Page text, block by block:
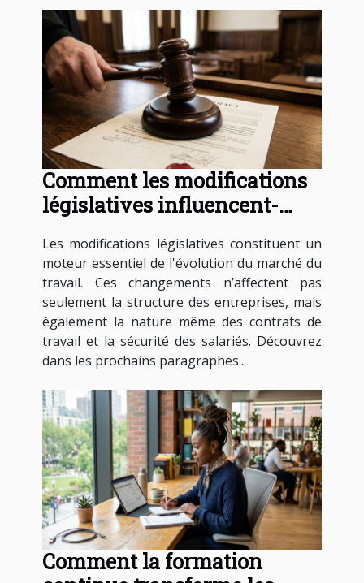
Comment les modifications
législatives influencent-
Les modifications législatives constituent un
moteur essentiel de l'évolution du marché du
travail. Ces changements n’affectent pas
seulement la structure des entreprises, mais
également la nature même des contrats de
travail et la sécurité des salariés. Découvrez
dans les prochains paragraphes...
Comment la formation